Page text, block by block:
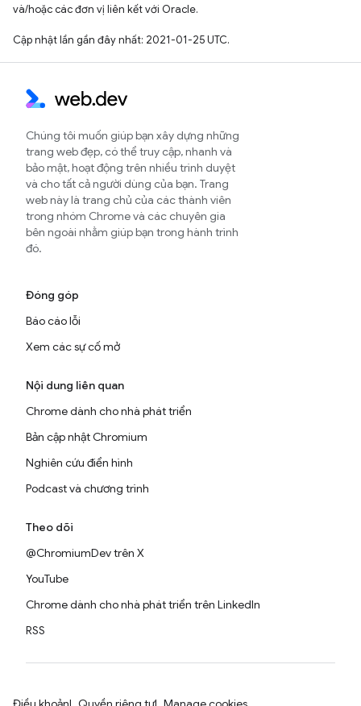
và/hoặc các đơn vị liên kết với Oracle.
Cập nhật lần gần đây nhất: 2021-01-25 UTC.
Chúng tôi muốn giúp bạn xây dựng những
trang web đẹp, có thể truy cập, nhanh và
bảo mật, hoạt động trên nhiều trình duyệt
và cho tất cả người dùng của bạn. Trang
web này là trang chủ của các thành viên
trong nhóm Chrome và các chuyên gia
bên ngoài nhằm giúp bạn trong hành trình
đó.
Đóng góp
Báo cáo lỗi
Xem các sự cố mở
Nội dung liên quan
Chrome dành cho nhà phát triển
Bản cập nhật Chromium
Nghiên cứu điển hình
Podcast và chương trình
Theo dõi
@ChromiumDev trên X
YouTube
Chrome dành cho nhà phát triển trên LinkedIn
RSS